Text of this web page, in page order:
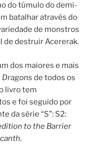
do túmulo do demi-
batalhar através do
de monstros
de destruir Acererak.
dos maiores e mais
Dragons de todos os
livro tem
e foi seguido por
da série “S”: S2:
to the Barrier
.